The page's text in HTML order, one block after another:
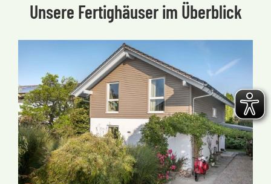
Unsere Fertighäuser im Überblick